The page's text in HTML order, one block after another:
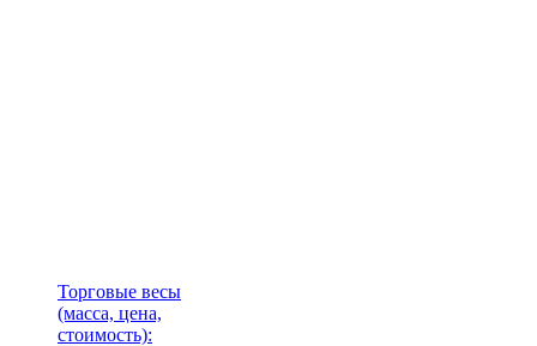
Торговые весы
(масса, цена,
стоимость):